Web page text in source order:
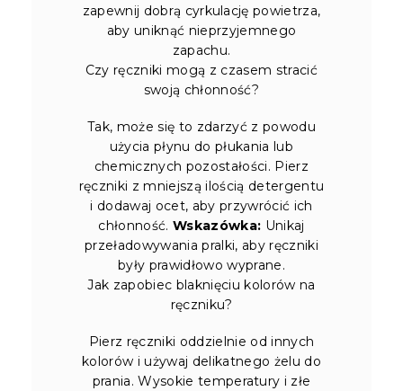
zapewnij dobrą cyrkulację powietrza,
aby uniknąć nieprzyjemnego
zapachu.
Czy ręczniki mogą z czasem stracić
swoją chłonność?
Tak, może się to zdarzyć z powodu
użycia płynu do płukania lub
chemicznych pozostałości. Pierz
ręczniki z mniejszą ilością detergentu
i dodawaj ocet, aby przywrócić ich
chłonność. Wskazówka: Unikaj
przeładowywania pralki, aby ręczniki
były prawidłowo wyprane.
Jak zapobiec blaknięciu kolorów na
ręczniku?
Pierz ręczniki oddzielnie od innych
kolorów i używaj delikatnego żelu do
prania. Wysokie temperatury i złe